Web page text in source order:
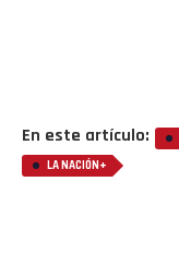
En este artículo:
LA NACIÓN+